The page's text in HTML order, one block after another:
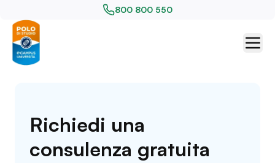
800 800 550
Richiedi una
consulenza gratuita